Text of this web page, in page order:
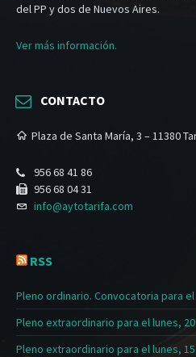
del PP y dos de Nuevos Aires.
Ver más información.
CONTACTO
Plaza de Santa María, 3 – 11380
956 68 41 86
956 68 04 31
info@aytotarifa.com
RSS
Pleno ordinario. Convocatoria para
Pleno extraordinario para el lunes,
Pleno extraordinario para el lunes,